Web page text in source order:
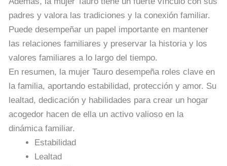
padres y valora las tradiciones y la conexión familiar.
Puede desempeñar un papel importante en mantener
las relaciones familiares y preservar la historia y los
valores familiares a lo largo del tiempo.
En resumen, la mujer Tauro desempeña roles clave en
la familia, aportando estabilidad, protección y amor. Su
lealtad, dedicación y habilidades para crear un hogar
acogedor hacen de ella un activo valioso en la
dinámica familiar.
Estabilidad
Lealtad